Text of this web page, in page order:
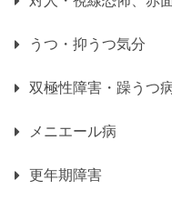
うつ・抑うつ気分
双極性障害・躁うつ
メニエール病
更年期障害